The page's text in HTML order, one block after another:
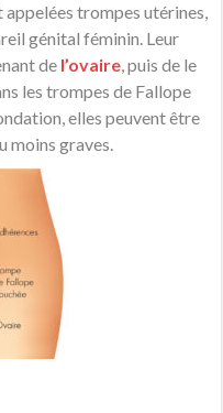
appelées trompes utérines,
génital féminin. Leur
de l’ovaire, puis de le
les trompes de Fallope
elles peuvent être
moins graves.